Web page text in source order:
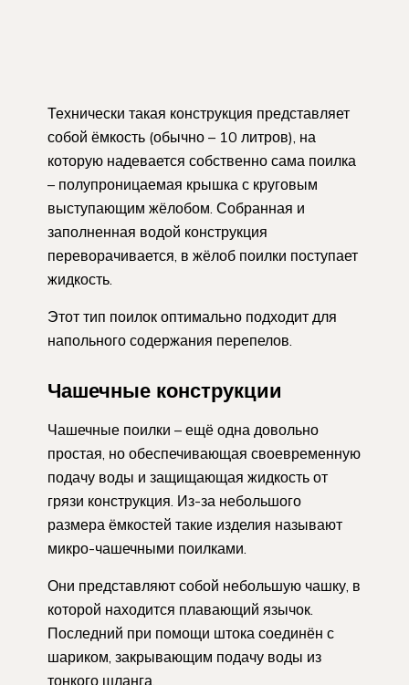
Технически такая конструкция представляет
собой ёмкость (обычно – 10 литров), на
которую надевается собственно сама поилка
– полупроницаемая крышка с круговым
выступающим жёлобом. Собранная и
заполненная водой конструкция
переворачивается, в жёлоб поилки поступает
жидкость.
Этот тип поилок оптимально подходит для
напольного содержания перепелов.
Чашечные конструкции
Чашечные поилки – ещё одна довольно
простая, но обеспечивающая своевременную
подачу воды и защищающая жидкость от
грязи конструкция. Из-за небольшого
размера ёмкостей такие изделия называют
микро-чашечными поилками.
Они представляют собой небольшую чашку, в
которой находится плавающий язычок.
Последний при помощи штока соединён с
шариком, закрывающим подачу воды из
тонкого шланга.